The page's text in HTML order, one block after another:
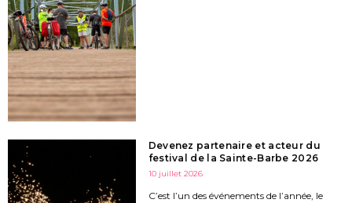
Devenez partenaire et acteur du
festival de la Sainte-Barbe 2026
10 juillet 2026
C’est l’un des événements de l’année, le